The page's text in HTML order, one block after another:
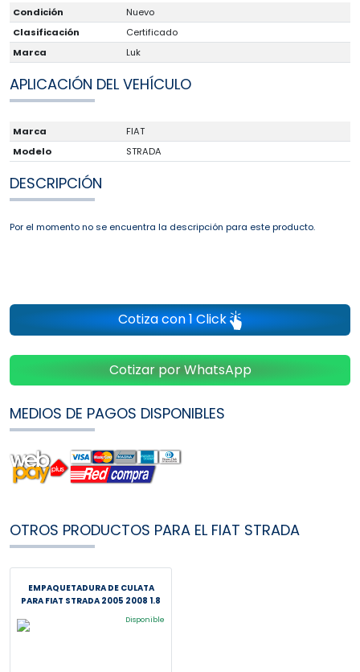
Condición
Nuevo
Clasificación
Certificado
Marca
Luk
APLICACIÓN DEL VEHÍCULO
Marca
FIAT
Modelo
STRADA
DESCRIPCIÓN
Por el momento no se encuentra la descripción para este producto.
Cotiza con 1 Click
Cotizar por WhatsApp
MEDIOS DE PAGOS DISPONIBLES
OTROS PRODUCTOS PARA EL FIAT STRADA
EMPAQUETADURA DE CULATA
PARA FIAT STRADA 2005 2008 1.8
Disponible